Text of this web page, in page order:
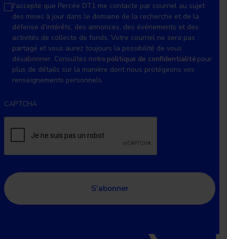
J'accepte que Percée DT1 me contacte par courriel au sujet
des mises à jour dans le domaine de la recherche et de la
défense d’intérêts, des annonces, des événements et des
activités de collecte de fonds. Votre courriel ne sera pas
partagé et vous aurez toujours la possibilité de vous
désabonner. Consultez notre politique de confidentialité pour
plus de détails sur la manière dont nous protégeons vos
renseignements personnels.
CAPTCHA